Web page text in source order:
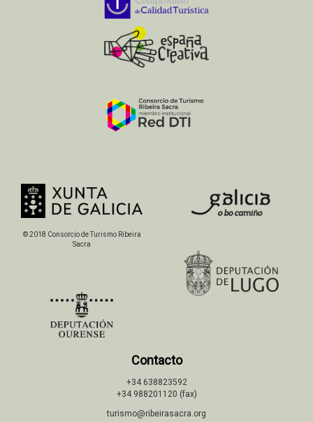
© 2018 Consorcio de Turismo Ribeira
Sacra
Contacto
+34 638823592
+34 988201120 (fax)
turismo@ribeirasacra.org